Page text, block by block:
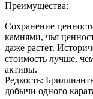
Преимущества:
Сохранение
камнями, чья
даже растет.
стоимость лучше,
активы.
Редкость:
добычи одного